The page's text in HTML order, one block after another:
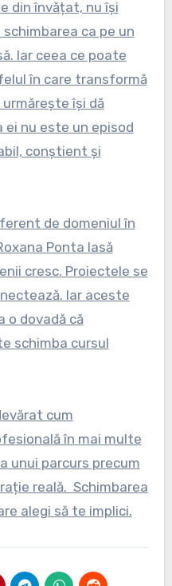
din învățat, nu își
ca pe un
Iar ceea ce poate
în care transformă
își dă
ei nu este un episod
conștient și
de domeniul în
Ponta lasă
cresc. Proiectele se
Iar aceste
o dovadă că
schimba cursul
cum
în mai multe
unui parcurs precum
reală. Schimbarea
alegi să te implici.